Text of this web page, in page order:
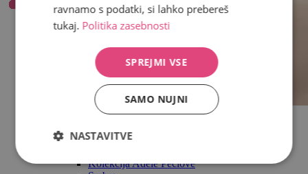
Vse v kategoriji Nakit
Zapestnice
Kolekcija Adéle Pečlové
ravnamo s podatki, si lahko prebereš
tukaj. Politika zasebnosti
SPREJMI VSE
SAMO NUJNI
NASTAVITVE